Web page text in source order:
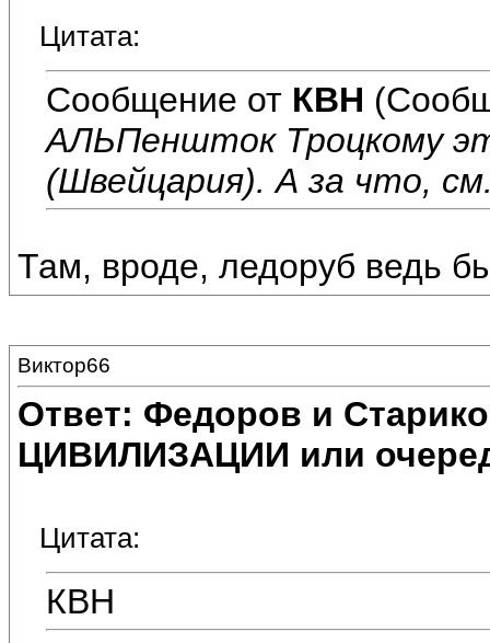
Цитата:
Сообщение от КВН
АЛЬПеншток Троцкому
(Швейцария). А за что,
Там, вроде, ледоруб ведь
Виктор66
Ответ: Федоров и
ЦИВИЛИЗАЦИИ или
Цитата:
КВН